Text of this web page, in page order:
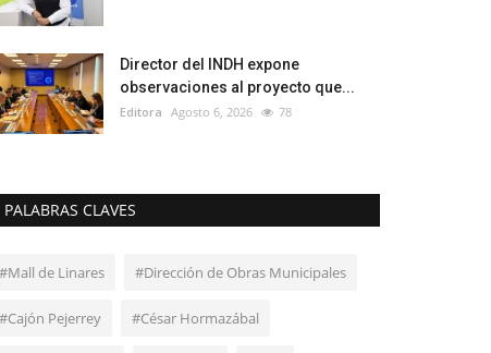
Director del INDH expone
observaciones al proyecto que...
Editora Agosto 6, 2026 78
PALABRAS CLAVES
#Mall de Linares #Dirección de Obras Municipales
#Cajón Pejerrey #César Hormazábal